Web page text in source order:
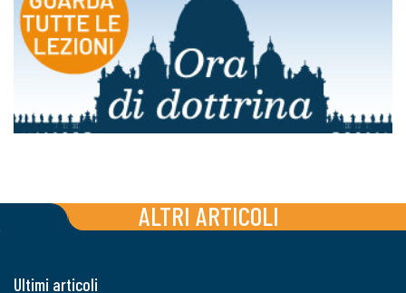
ALTRI ARTICOLI
Ultimi articoli